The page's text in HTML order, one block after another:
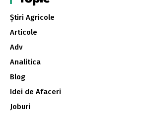
Știri Agricole
Articole
Adv
Analitica
Blog
Idei de Afaceri
Joburi